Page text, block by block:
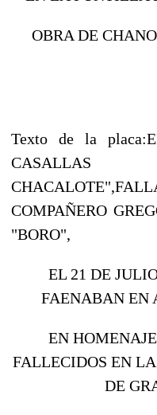
OBRA DE
Texto de la
CASALLAS
COMPAÑERO
"BORO",
EL 21 DE
FAENABAN EN
EN
FALLECIDOS EN
DE